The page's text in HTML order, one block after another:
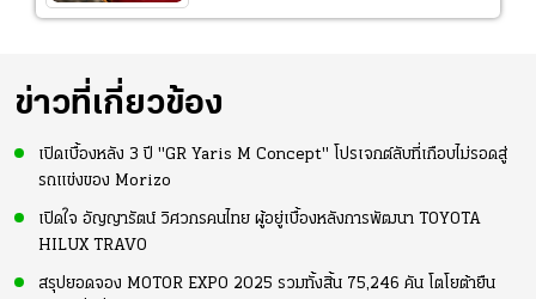
ข่าวที่เกี่ยวข้อง
เปิดเบื้องหลัง 3 ปี "GR Yaris M Concept" โปรเจกต์ลับที่เกือบไม่รอดสู่
รถแข่งของ Morizo
เปิดใจ อัญญารัตน์ วิศวกรคนไทย ผู้อยู่เบื้องหลังการพัฒนา TOYOTA
HILUX TRAVO
สรุปยอดจอง MOTOR EXPO 2025 รวมทั้งสิ้น 75,246 คัน โตโยต้ายืน